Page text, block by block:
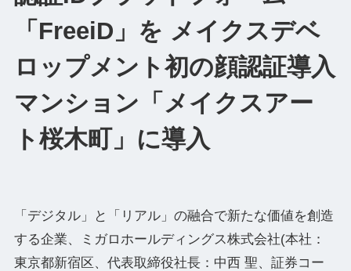
「FreeiD」を メイクスデベ
ロップメント初の顔認証導入
マンション「メイクスアー
ト桜木町」に導入
「デジタル」と「リアル」の融合で新たな価値を創造
する企業、ミガロホールディングス株式会社(本社：
東京都新宿区、代表取締役社⻑：中⻄ 聖、証券コー